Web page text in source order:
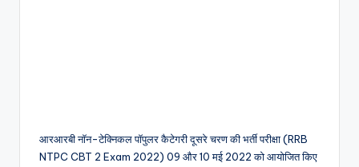
आरआरबी नॉन-टेक्निकल पॉपुलर कैटेगरी दूसरे चरण की भर्ती परीक्षा (RRB
NTPC CBT 2 Exam 2022) 09 और 10 मई 2022 को आयोजित किए